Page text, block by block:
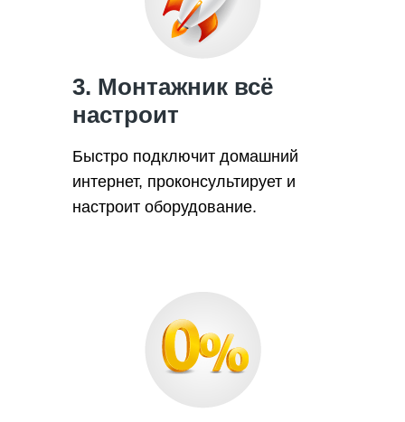
3. Монтажник всё
настроит
Быстро подключит домашний
интернет, проконсультирует и
настроит оборудование.